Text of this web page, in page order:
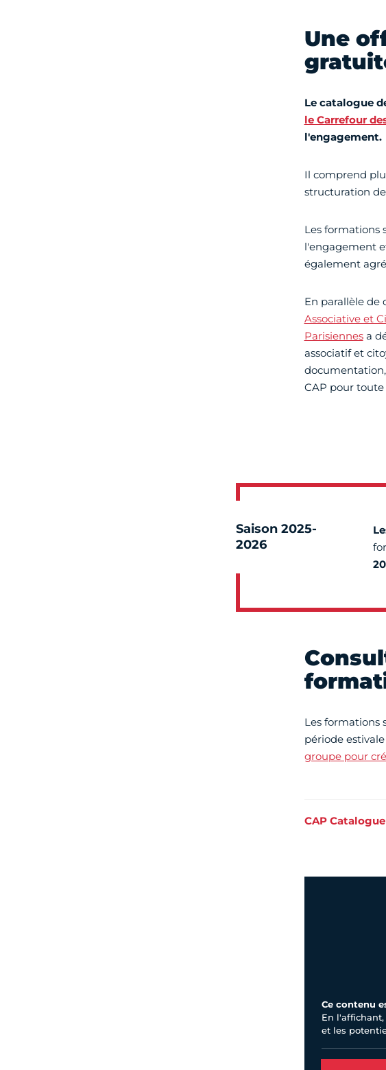
Une
Le catalogue
le Carrefour
l'engagement.
Il comprend
structuration
Les formations
l'engagement
également
En parallèle
Associative et
Parisiennesa
associatif et
CAP pour
Saison 2025-
2026
Les formations
période
groupe pour
CAP
Ce contenu
En
et les